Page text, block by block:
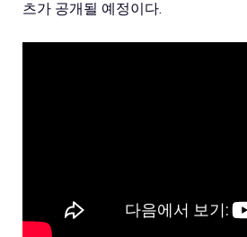
츠가 공개될 예정이다.